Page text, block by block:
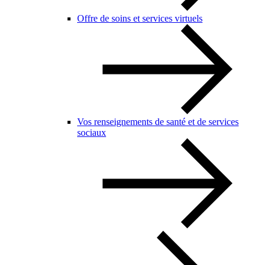
Offre de soins et services virtuels
Vos renseignements de santé et de services
sociaux